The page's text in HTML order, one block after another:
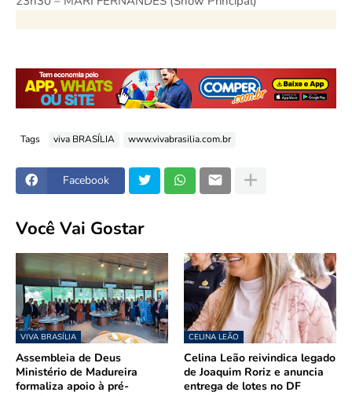
Tags viva BRASÍLIA www.vivabrasilia.com.br
Facebook
Você Vai Gostar
VIVA BRASÍLIA
Assembleia de Deus
Ministério de Madureira
formaliza apoio à pré-
CELINA LEÃO
Celina Leão reivindica legado
de Joaquim Roriz e anuncia
entrega de lotes no DF